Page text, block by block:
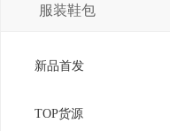
服装鞋包
新品首发
TOP货源